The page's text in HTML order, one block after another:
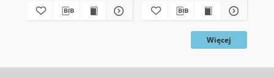
Więcej